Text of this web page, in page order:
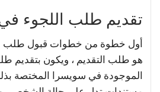
تقديم طلب اللجوء
أول خطوة من خطوات قبول طلب
هو طلب التقديم ، ويكون بتقديم
الموجودة في سويسرا المختصة